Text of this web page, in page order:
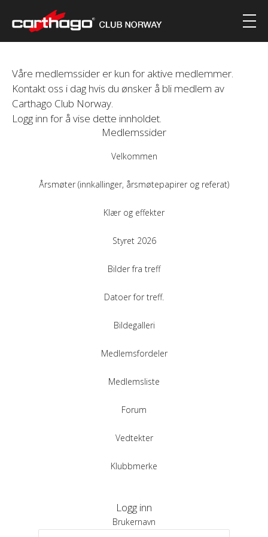
Våre medlemssider er kun for aktive medlemmer.
Kontakt oss i dag hvis du ønsker å bli medlem av
Carthago Club Norway.
Logg inn for å vise dette innholdet.
Medlemssider
Velkommen
Årsmøter (innkallinger, årsmøtepapirer og referat)
Klær og effekter
Styret 2026
Bilder fra treff
Datoer for treff.
Bildegalleri
Medlemsfordeler
Medlemsliste
Forum
Vedtekter
Klubbmerke
Logg inn
Brukernavn